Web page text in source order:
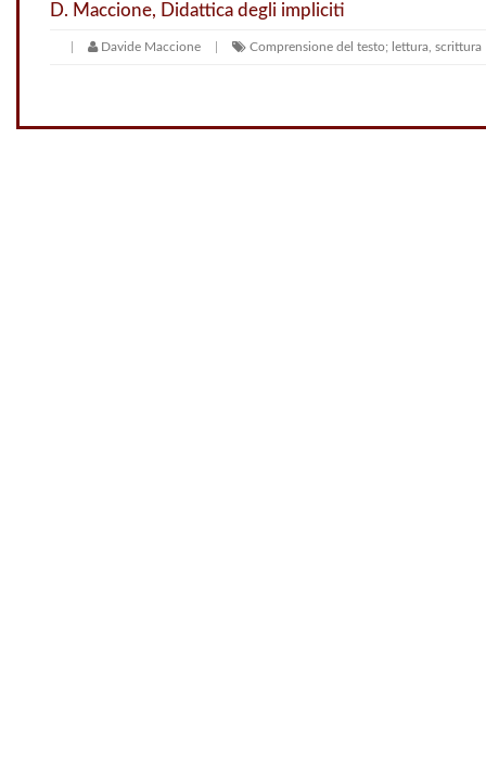
D. Maccione, Didattica degli impliciti
Davide Maccione Comprensione del testo; lettura, scrittura